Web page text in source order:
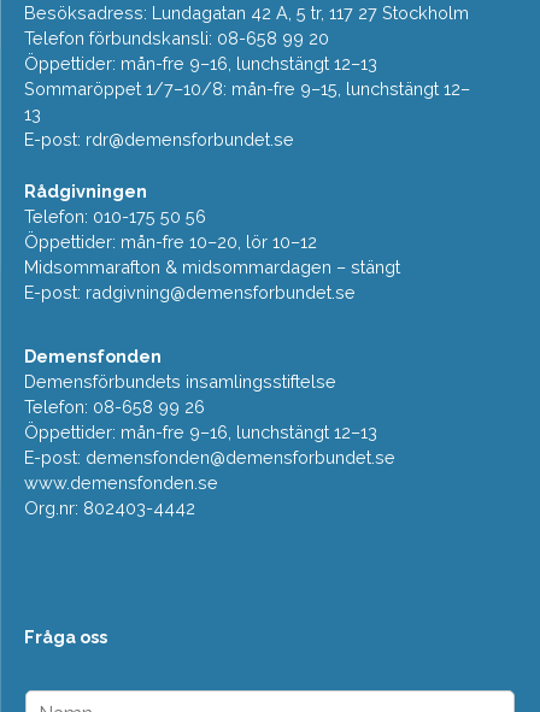
Besöksadress: Lundagatan 42 A, 5 tr, 117 27 Stockholm
Telefon förbundskansli: 08-658 99 20
Öppettider: mån-fre 9–16, lunchstängt 12–13
Sommaröppet 1/7–10/8: mån-fre 9–15, lunchstängt 12–
13
E-post: rdr@demensforbundet.se
Rådgivningen
Telefon: 010-175 50 56
Öppettider: mån-fre 10–20, lör 10–12
Midsommarafton & midsommardagen – stängt
E-post: radgivning@demensforbundet.se
Demensfonden
Demensförbundets insamlingsstiftelse
Telefon: 08-658 99 26
Öppettider: mån-fre 9–16, lunchstängt 12–13
E-post: demensfonden@demensforbundet.se
www.demensfonden.se
Org.nr: 802403-4442
Fråga oss
N